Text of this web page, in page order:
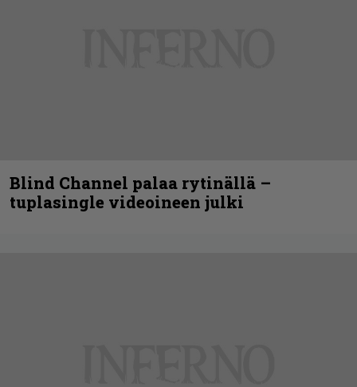
Blind Channel palaa rytinällä –
tuplasingle videoineen julki